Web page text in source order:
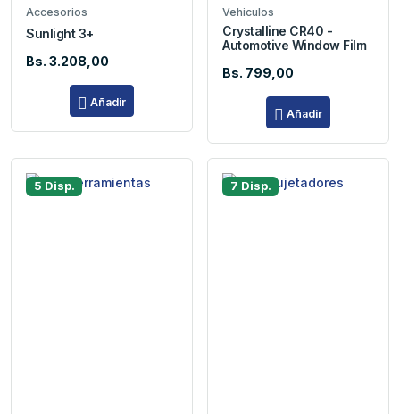
Accesorios
Sunlight 3+
Bs. 3.208,00
Añadir
Vehiculos
Crystalline CR40 -
Automotive Window Film
Bs. 799,00
Añadir
5 Disp. 7 Disp.